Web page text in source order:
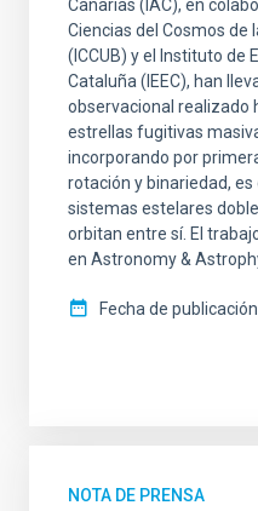
Canarias (IAC), en
Ciencias del Cosmos de
(ICCUB) y el Instituto de
Cataluña (IEEC), han
observacional realizado
estrellas fugitivas
incorporando por
rotación y binariedad,
sistemas estelares
orbitan entre sí. El
en Astronomy &
Fecha de publicación
NOTA DE PRENSA